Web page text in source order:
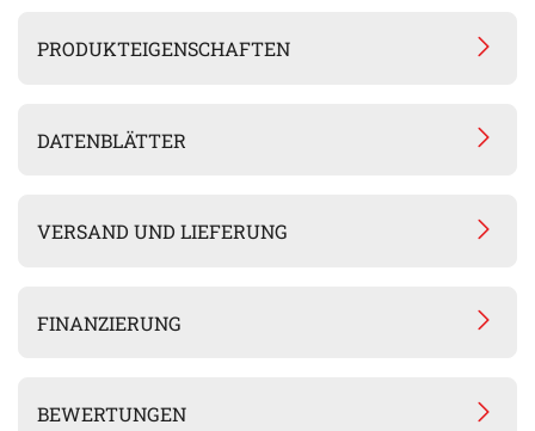
PRODUKTEIGENSCHAFTEN
DATENBLÄTTER
VERSAND UND LIEFERUNG
FINANZIERUNG
BEWERTUNGEN